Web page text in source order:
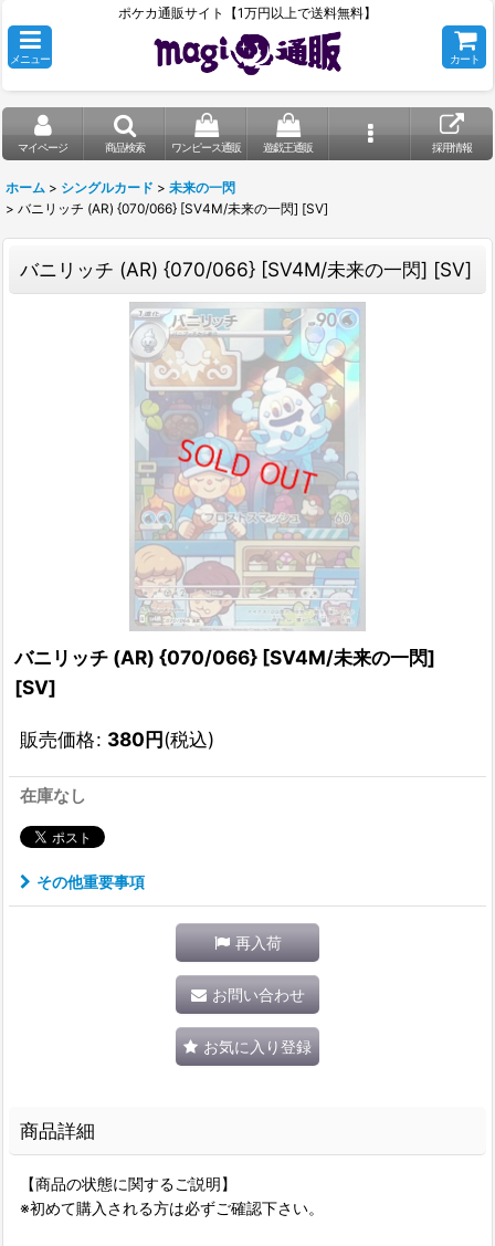
ポケカ通販サイト【1万円以上で送料無料】
メニュー カート
マイページ 商品検索 ワンピース通販 遊戯王通販 採用情報
ホーム > シングルカード > 未来の一閃
> バニリッチ (AR) {070/066} [SV4M/未来の一閃] [SV]
バニリッチ (AR) {070/066} [SV4M/未来の一閃] [SV]
バニリッチ (AR) {070/066} [SV4M/未来の一閃]
[SV]
販売価格: 380円(税込)
在庫なし
その他重要事項
再入荷
お問い合わせ
お気に入り登録
商品詳細
【商品の状態に関するご説明】
※初めて購入される方は必ずご確認下さい。